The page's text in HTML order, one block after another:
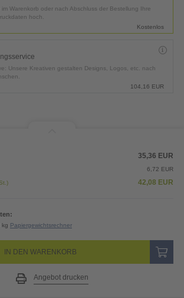
Warenkorb oder nach Abschluss der Bestellung Ihre
hoch.
Kostenlos
Unsere Kreativen gestalten Designs, Logos, etc. nach
104,16 EUR
35,36 EUR
6,72 EUR
42,08 EUR
kg Papiergewichtsrechner
IN DEN WARENKORB
Angebot drucken